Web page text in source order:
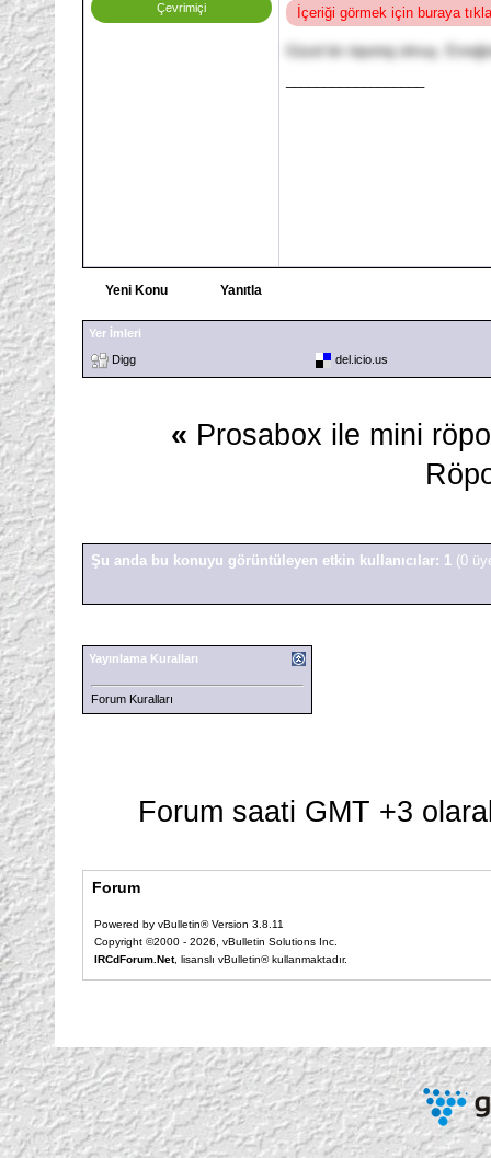
Çevrimiçi İçeriği görmek için buraya
Güzel bir röportaj olmuş.
Yeni Konu Yanıtla
Yer İmleri
Digg
del.icio.us
« Prosabox ile mini
Şu anda bu konuyu görüntüleyen etkin kullanıcılar: 1 (0
Yayınlama Kuralları
Forum Kuralları
Forum saati GMT +3
Forum
Powered by vBulletin® Version 3.8.11
Copyright ©2000 - 2026, vBulletin Solutions Inc.
IRCdForum.Net, lisanslı vBulletin® kullanmaktadır.